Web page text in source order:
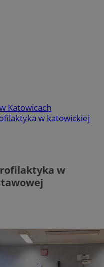
Katowicach
w katowickiej
w